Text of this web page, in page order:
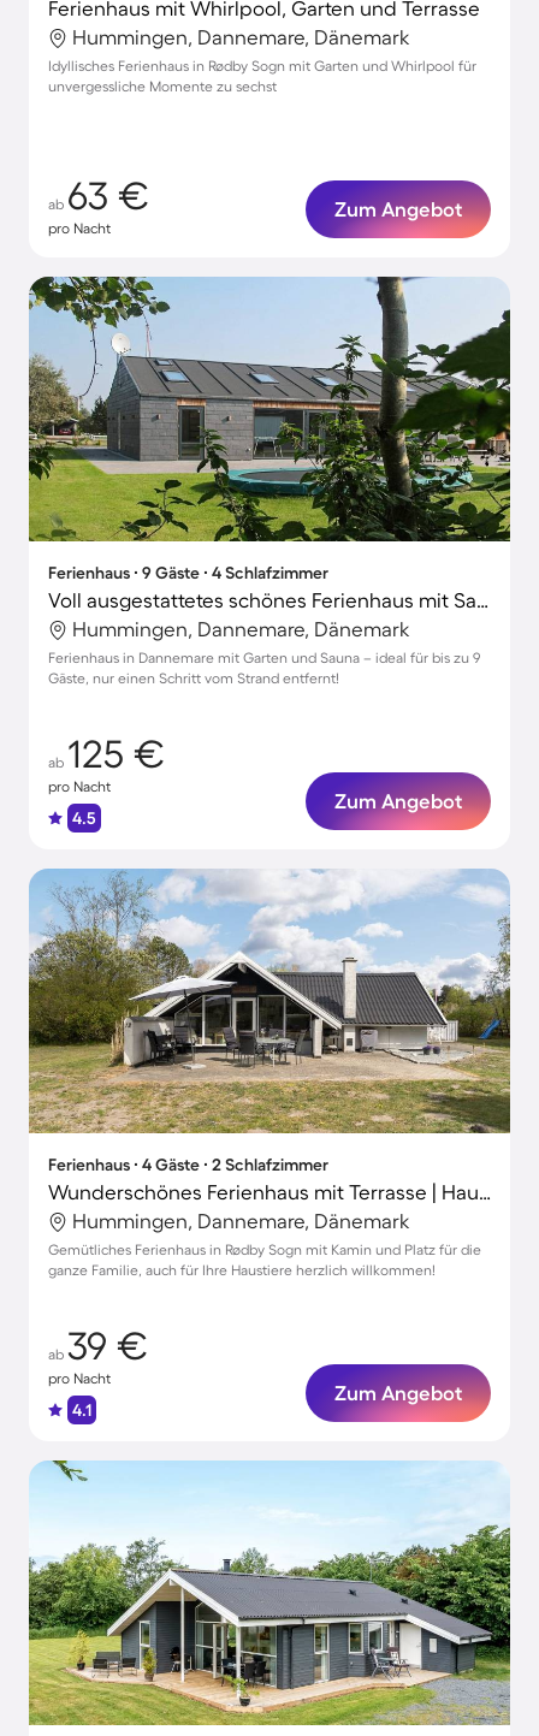
Ferienhaus mit Whirlpool, Garten und Terrasse
Hummingen, Dannemare, Dänemark
Idyllisches Ferienhaus in Rødby Sogn mit Garten und Whirlpool für
unvergessliche Momente zu sechst
ab 63 €
pro Nacht
Zum Angebot
Ferienhaus ∙ 9 Gäste ∙ 4 Schlafzimmer
Voll ausgestattetes schönes Ferienhaus mit Sauna, Garten und Whirlpool
Hummingen, Dannemare, Dänemark
Ferienhaus in Dannemare mit Garten und Sauna – ideal für bis zu 9
Gäste, nur einen Schritt vom Strand entfernt!
ab 125 €
pro Nacht
4.5
Zum Angebot
Ferienhaus ∙ 4 Gäste ∙ 2 Schlafzimmer
Wunderschönes Ferienhaus mit Terrasse | Haustierfreundlich
Hummingen, Dannemare, Dänemark
Gemütliches Ferienhaus in Rødby Sogn mit Kamin und Platz für die
ganze Familie, auch für Ihre Haustiere herzlich willkommen!
ab 39 €
pro Nacht
4.1
Zum Angebot